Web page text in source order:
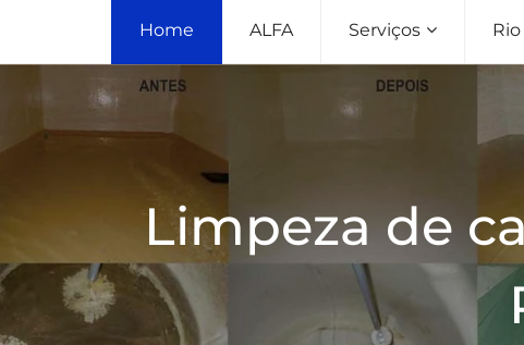
Home ALFA Serviços
Limpeza de